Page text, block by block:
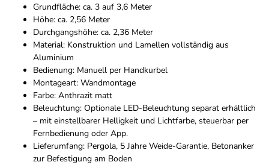
Grundfläche: ca. 3 auf 3,6 Meter
Höhe: ca. 2,56 Meter
Durchgangshöhe: ca. 2,36 Meter
Material: Konstruktion und Lamellen vollständig aus
Aluminium
Bedienung: Manuell per Handkurbel
Montageart: Wandmontage
Farbe: Anthrazit matt
Beleuchtung: Optionale LED-Beleuchtung separat erhältlich
– mit einstellbarer Helligkeit und Lichtfarbe, steuerbar per
Fernbedienung oder App.
Lieferumfang: Pergola, 5 Jahre Weide-Garantie, Betonanker
zur Befestigung am Boden